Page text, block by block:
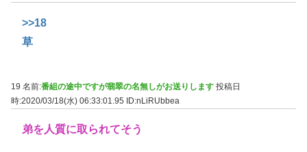
>>18
草
19 名前:番組の途中ですが翡翠の名無しがお送りします 投稿日
時:2020/03/18(水) 06:33:01.95
ID:nLiRUbbea
弟を人質に取られてそう